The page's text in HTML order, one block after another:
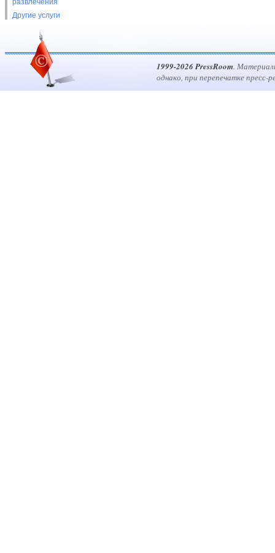
развлечения
Другие услуги
1999-2026 PressRoom.
однако, при перепечатке пресс-